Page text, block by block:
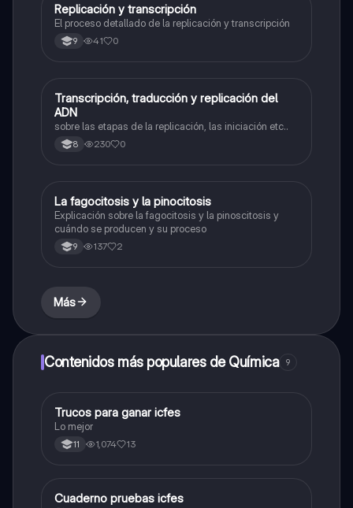
Biologia
Replicación y transcripción
El proceso detallado de la replicación y transcripción
9 41 0
Biologia
Transcripción, traducción y replicación del
ADN
sobre las etapas de la replicación, las iniciación etc..
8 230 0
Biologia
La fagocitosis y la pinocitosis
Explicación sobre la fagocitosis y la pinoscitosis y
cuándo se producen y su proceso
9 137 2
Más
Contenidos más populares de Química 9
Química
Trucos para ganar icfes
Lo mejor
11 1,074 13
Biologia
Cuaderno pruebas icfes